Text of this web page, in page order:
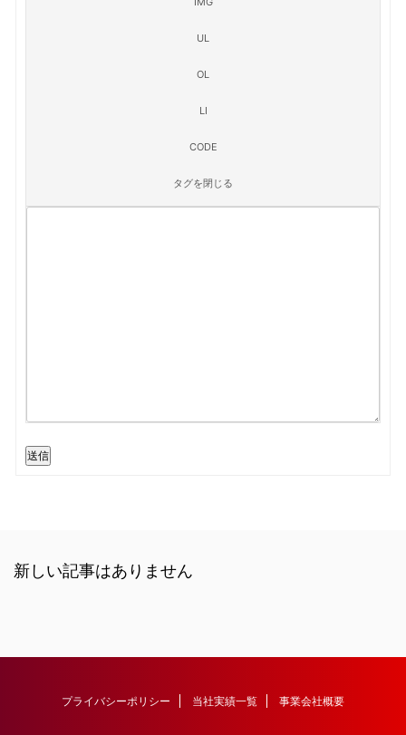
送信
新しい記事はありません
プライバシーポリシー 当社実績一覧 事業会社概要